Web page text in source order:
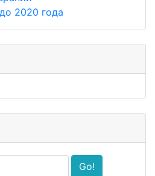
2020 года
Go!